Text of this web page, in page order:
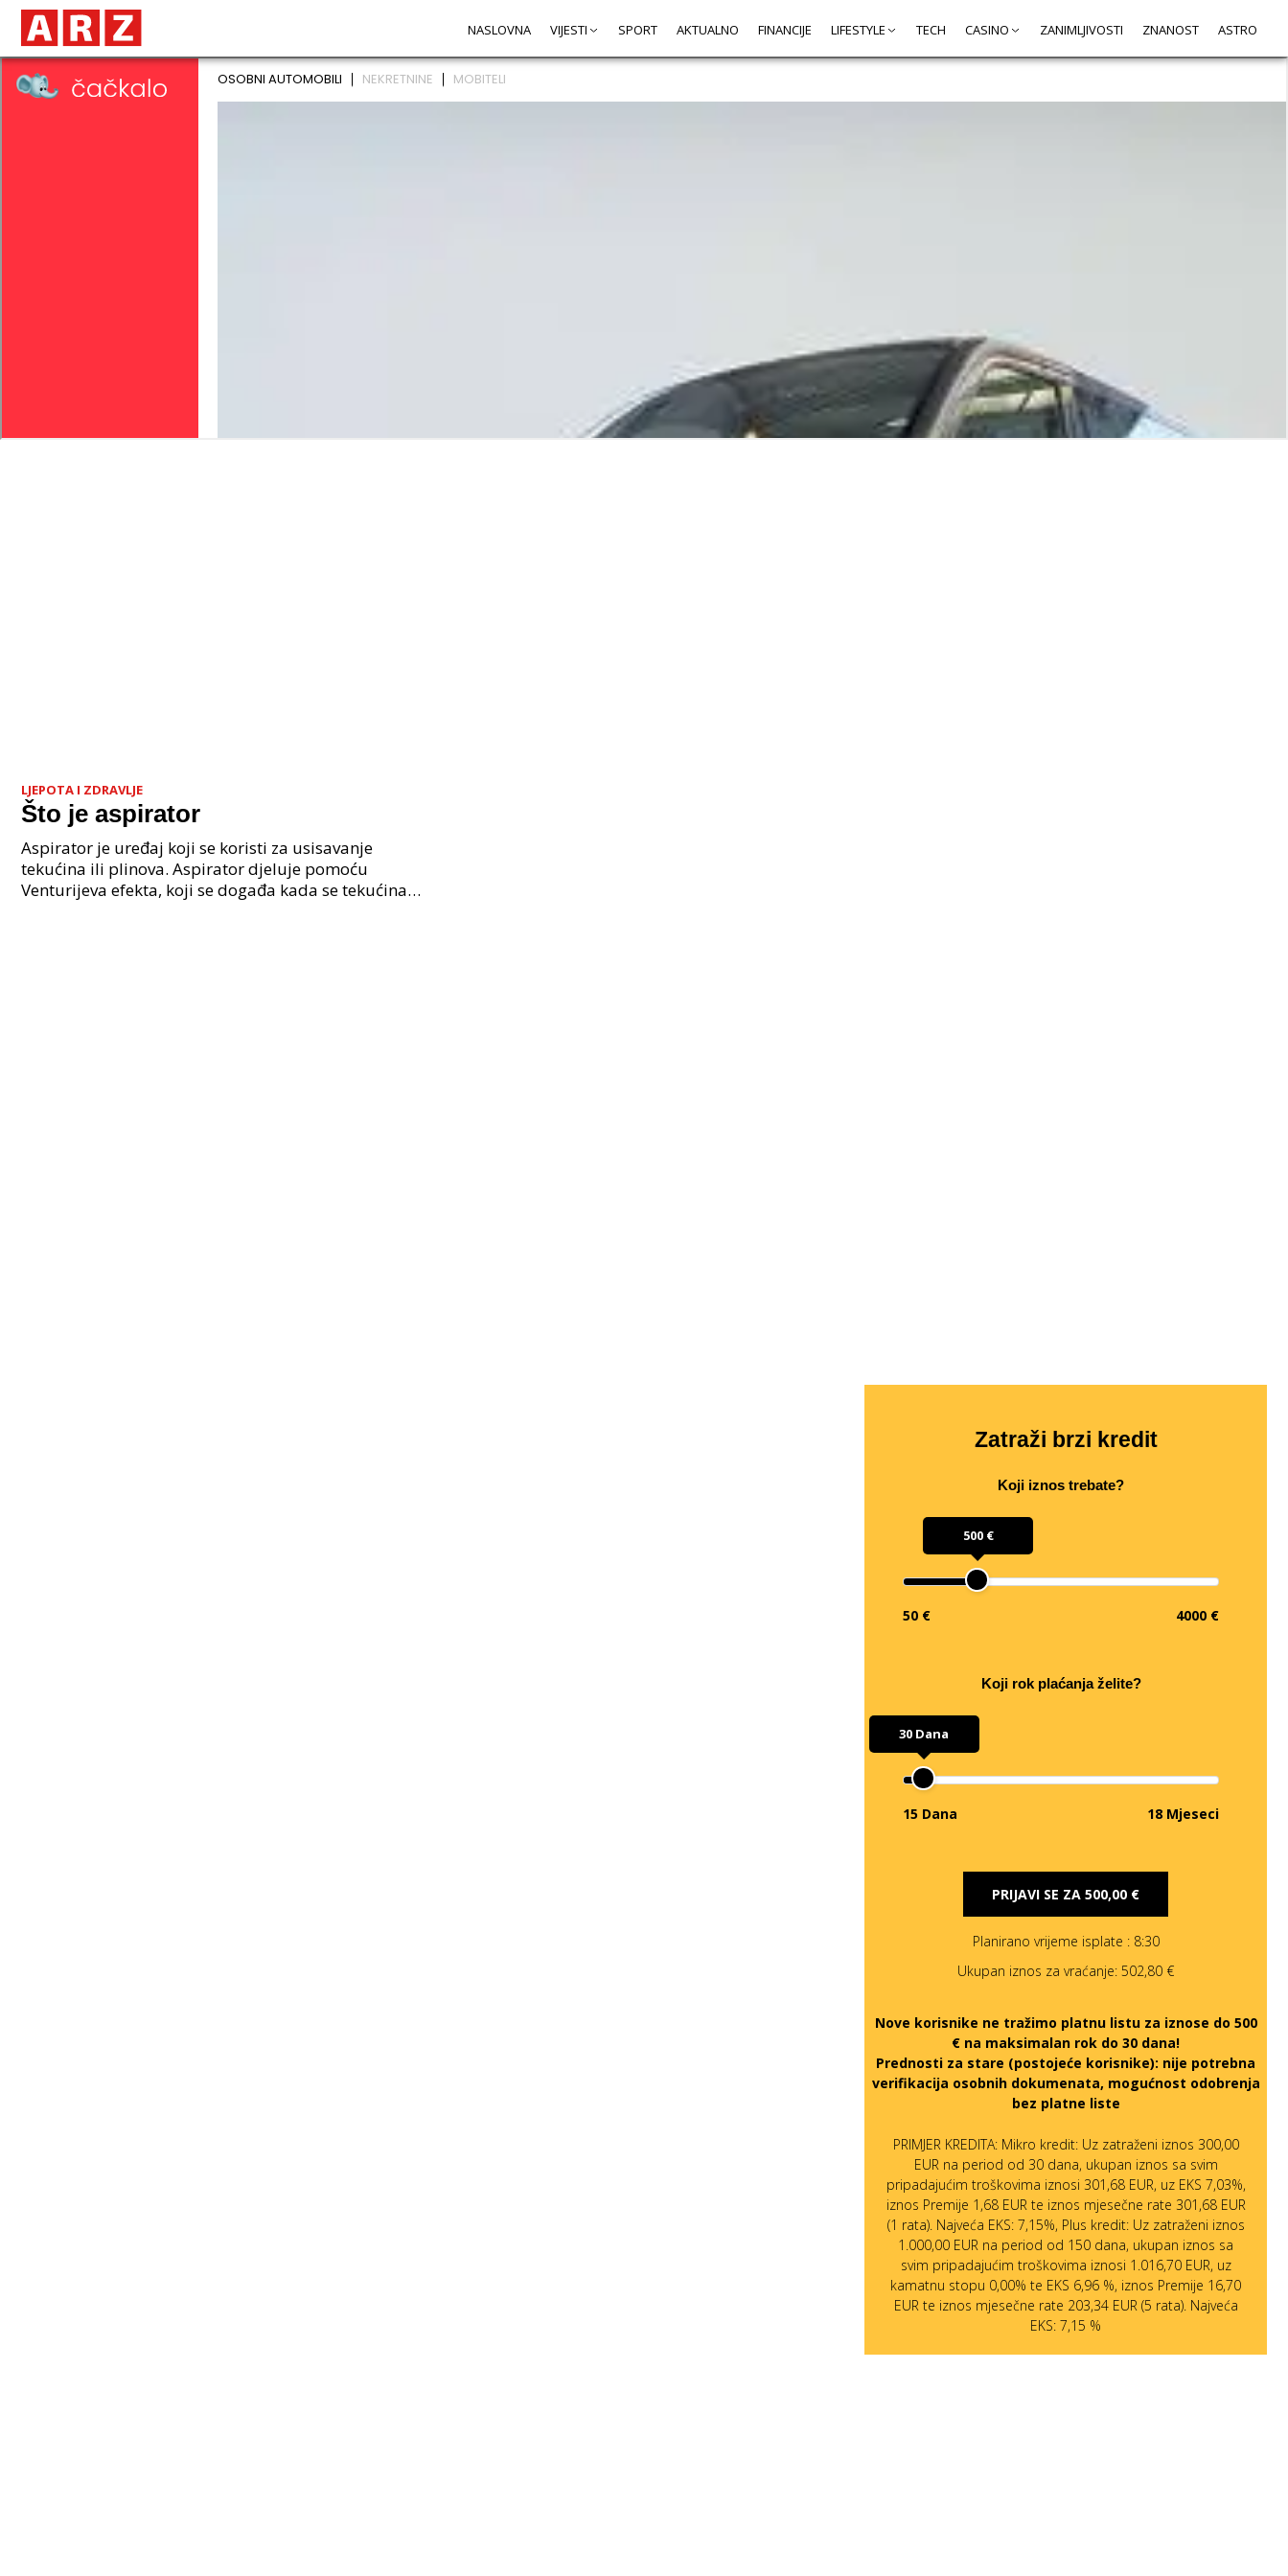
NASLOVNA VIJESTI SPORT AKTUALNO FINANCIJE LIFESTYLE TECH CASINO ZANIMLJIVOSTI ZNANOST ASTRO
LJEPOTA I ZDRAVLJE
Što je aspirator
Aspirator je uređaj koji se koristi za usisavanje
tekućina ili plinova. Aspirator djeluje pomoću
Venturijeva efekta, koji se događa kada se tekućina
Zatraži brzi kredit
Koji iznos trebate?
500 €
50 € 4000 €
Koji rok plaćanja želite?
30 Dana
15 Dana 18 Mjeseci
PRIJAVI SE ZA 500,00 €
Planirano vrijeme isplate : 8:30
Ukupan iznos za vraćanje: 502,80 €
Nove korisnike ne tražimo platnu listu za iznose do 500
€ na maksimalan rok do 30 dana!
Prednosti za stare (postojeće korisnike): nije potrebna
verifikacija osobnih dokumenata, mogućnost odobrenja
bez platne liste
PRIMJER KREDITA: Mikro kredit: Uz zatraženi iznos 300,00
EUR na period od 30 dana, ukupan iznos sa svim
pripadajućim troškovima iznosi 301,68 EUR, uz EKS 7,03%,
iznos Premije 1,68 EUR te iznos mjesečne rate 301,68 EUR
(1 rata). Najveća EKS: 7,15%, Plus kredit: Uz zatraženi iznos
1.000,00 EUR na period od 150 dana, ukupan iznos sa
svim pripadajućim troškovima iznosi 1.016,70 EUR, uz
kamatnu stopu 0,00% te EKS 6,96 %, iznos Premije 16,70
EUR te iznos mjesečne rate 203,34 EUR (5 rata). Najveća
EKS: 7,15 %